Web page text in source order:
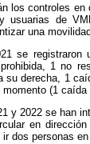
los controles
usuarias de
una
se
1 no
derecha, 1
(1 caída
y 2022 se han
en
dos personas